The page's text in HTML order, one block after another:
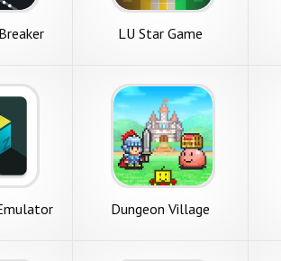
LU Star Game
Dungeon Village